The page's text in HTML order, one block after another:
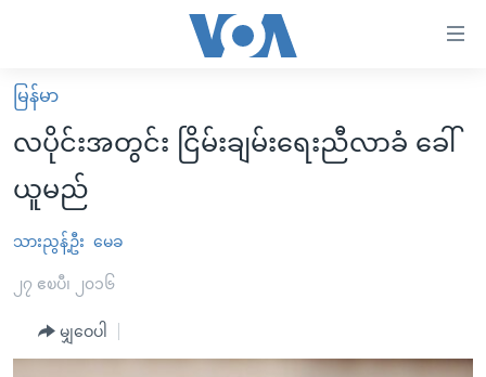
လွယ်ကူ
စေ
Link
များ
ပင်မ
မူလစာမျက်နှာ
မြန်မာ
ကမ္ဘာ့သတင်းများ
နိုင်ငံတကာ
အစ္စရေး-ပါလက်စတိုင်း
သတင်းလွတ်လပ်ခွင့်
အင်္ဂလိပ်စာလေ့လာမယ်
မြန်မာ
လပိုင်းအတွင်း ငြိမ်းချမ်းရေးညီလာခံ ခေါ်
ယူမည်
သားညွန့်ဦး မေခ
၂၇ ဧၿပီ၊ ၂၀၁၆
မျှဝေပါ